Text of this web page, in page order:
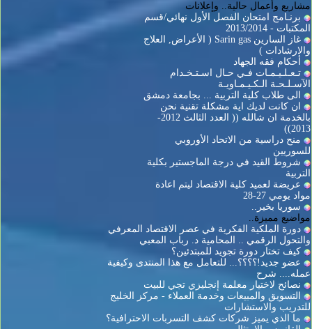
مشاريع وأعمال حالية.. وإعلانات
برنـامج امتحان الفصل الأول نهائي/قسم
المكتبات - 2013/2014
غاز السارين Sarin gas ( الأعراض, العلاج
والارشادات )
أحكام فقه الجهاد
تـعـلـيـمـات فـي حـال اسـتـخـدام
الآسـلـحـة الـكـيـمـاويـة
الى طلاب كلية التربية ... بجامعة دمشق
ان كانت لديك اية مشكلة تقنية نحن
بالخدمة ان شالله (( العدد الثالث 2012-
2013))
منح دراسية من الاتحاد الأوروبي
للسوريين
شروط القيد في درجة الماجستير بكلية
التربية
عريضة لعميد كلية الاقتصاد ليتم اعادة
مواد يومي 27-28
سوريا بخير..
مواضيع مميزة..
دورة الملكية الفكرية في عصر الاقتصاد المعرفي
والتحول الرقمي .. المحامية د. رباب المعبي
كيف تختار دورة تجويد للمبتدئين؟
عضو جديد!؟؟؟؟... للتعامل مع هذا المنتدى وكيفية
عمله.... شرح
نصائح لاختيار معلمة إنجليزي تجي للبيت
التسويق والمبيعات وخدمة العملاء - مركز الخليج
للتدريب والاستشارات
ما الذي يميز شركات كشف التسربات الاحترافية؟